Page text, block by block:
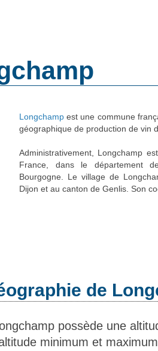
Longchamp est une commune
géographique de production de vin
Administrativement, Longchamp
France, dans le département
Bourgogne. Le village de
Dijon et au canton de Genlis. Son
de
possède une
minimum et